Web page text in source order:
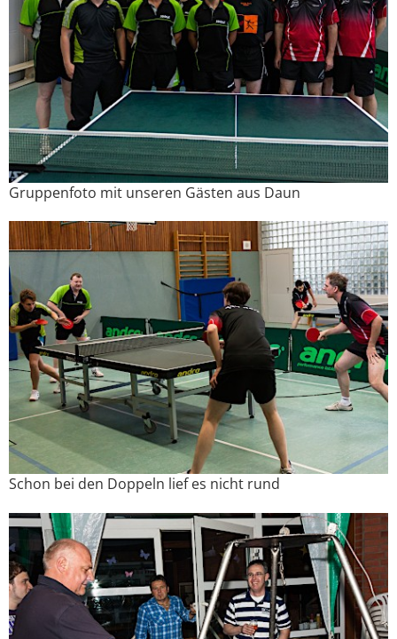
Gruppenfoto mit unseren Gästen aus Daun
Schon bei den Doppeln lief es nicht rund